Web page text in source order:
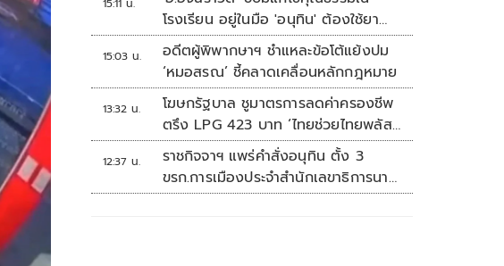
15:11 น.
โรงเรียน อยู่ในมือ 'อนุทิน' ต้องใช้ยา
แรงกับ ก.ศึกษา เรื่องปืนแค่ปลายเหตุ
15:03 น.
อดีตผู้พิพากษาฯ ชำแหละข้อโต้แย้งปม
‘หมอสรณ’ ชี้คลาดเคลื่อนหลักกฎหมาย
13:32 น.
โฆษกรัฐบาล ชูมาตรการลดค่าครองชีพ
ตรึง LPG 423 บาท ‘ไทยช่วยไทยพลัส’
ดันเงินหมุนแสนล้าน
12:37 น.
ราชกิจจาฯ แพร่คำสั่งอนุทิน ตั้ง 3
ขรก.การเมืองประจำสำนักเลขาธิการนา
ยกฯ